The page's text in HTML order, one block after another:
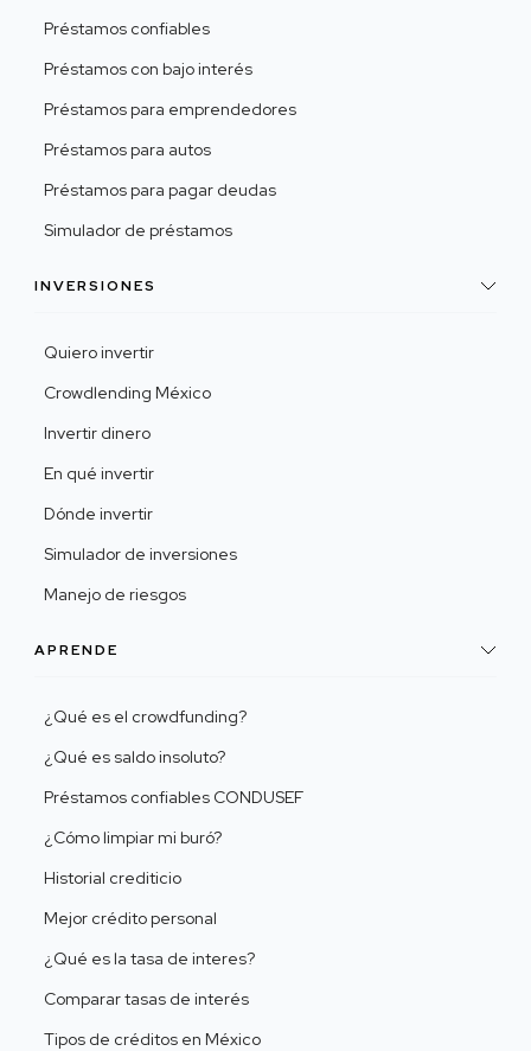
Préstamos confiables
Préstamos con bajo interés
Préstamos para emprendedores
Préstamos para autos
Préstamos para pagar deudas
Simulador de préstamos
INVERSIONES
Quiero invertir
Crowdlending México
Invertir dinero
En qué invertir
Dónde invertir
Simulador de inversiones
Manejo de riesgos
APRENDE
¿Qué es el crowdfunding?
¿Qué es saldo insoluto?
Préstamos confiables CONDUSEF
¿Cómo limpiar mi buró?
Historial crediticio
Mejor crédito personal
¿Qué es la tasa de interes?
Comparar tasas de interés
Tipos de créditos en México